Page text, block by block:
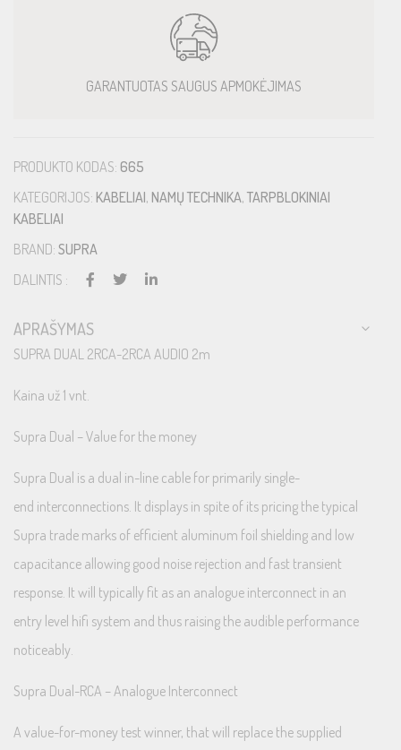
GARANTUOTAS SAUGUS APMOKĖJIMAS
PRODUKTO KODAS: 665
KATEGORIJOS: KABELIAI, NAMŲ TECHNIKA, TARPBLOKINIAI
KABELIAI
BRAND: SUPRA
DALINTIS :
APRAŠYMAS
SUPRA DUAL 2RCA-2RCA AUDIO 2m
Kaina už 1 vnt.
Supra Dual – Value for the money
Supra Dual is a dual in-line cable for primarily single-
end interconnections. It displays in spite of its pricing the typical
Supra trade marks of efficient aluminum foil shielding and low
capacitance allowing good noise rejection and fast transient
response. It will typically fit as an analogue interconnect in an
entry level hifi system and thus raising the audible performance
noticeably.
Supra Dual-RCA – Analogue Interconnect
A value-for-money test winner, that will replace the supplied